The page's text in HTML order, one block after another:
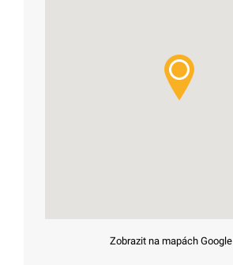
Zobrazit na mapách Google